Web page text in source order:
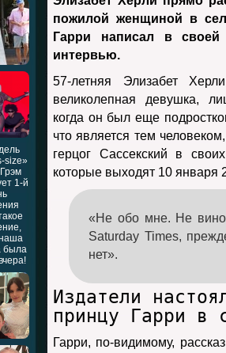
пожилой женщиной в
Гарри написал в
интервью.
57-летняя Элизабет
великолепная девушка,
когда он был еще
что является тем
герцог Сассекский в
которые выходят 10 января
«Не обо мне. Не
Saturday Times,
нет».
Издатели
принцу Гарри в
Гарри, по-видимому,